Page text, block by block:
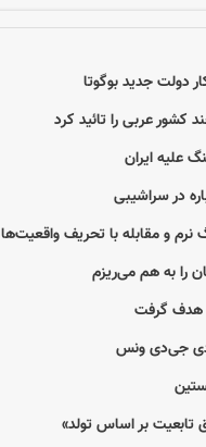
دولت جدید بوگوتا
علیه ایران
در سراشیبی
و مقابله با تحریف واقعیت‌ها
را به هم می‌ریزم
هدف گرفت
تابعیت بر اساس تولد»